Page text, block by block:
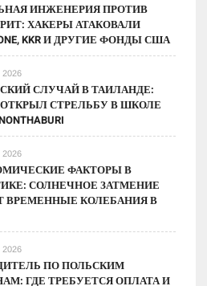
ИНЖЕНЕРИЯ ПРОТИВ
ХАКЕРЫ АТАКОВАЛИ
KKR И ДРУГИЕ ФОНДЫ США
СЛУЧАЙ В ТАИЛАНДЕ:
СТРЕЛЬБУ В ШКОЛЕ
ФАКТОРЫ В
СОЛНЕЧНОЕ ЗАТМЕНИЕ
ВРЕМЕННЫЕ КОЛЕБАНИЯ В
ПО ПОЛЬСКИМ
ГДЕ ТРЕБУЕТСЯ ОПЛАТА И